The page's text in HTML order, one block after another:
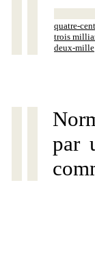
quatre-
trois
deux-mille
par